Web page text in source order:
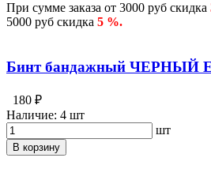
При сумме заказа от 3000 руб скидка
5000 руб скидка 5 %.
Бинт бандажный ЧЕРНЫЙ
180 ₽
Наличие: 4 шт
шт
В корзину